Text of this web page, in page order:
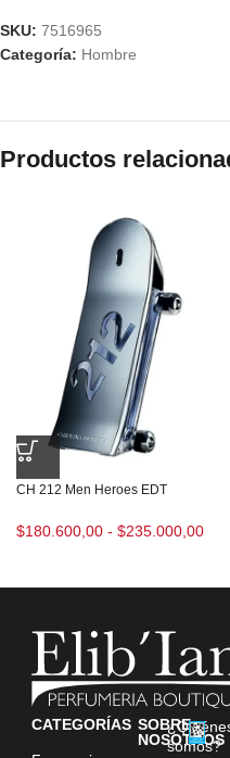
SKU: 7516965
Categoría: Hombre
Productos
CH 212 Men Heroes EDT
$180.600,00 - $235.000,00
CATEGORÍAS SOBRE
NOSOTROS
somos?